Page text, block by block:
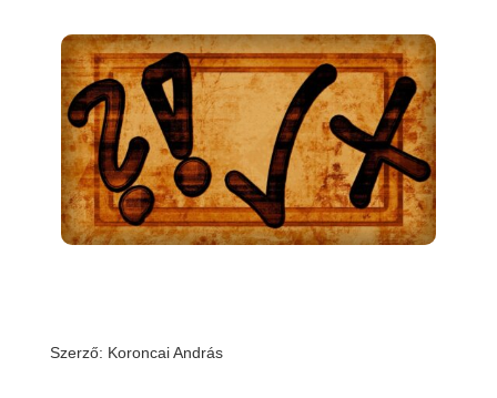
Szerző: Koroncai András